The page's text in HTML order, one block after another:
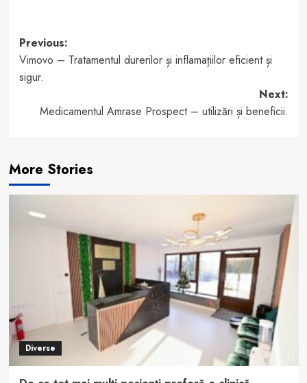
Post
navigation
Previous:
Vimovo – Tratamentul durerilor și inflamațiilor eficient și
sigur.
Next:
Medicamentul Amrase Prospect – utilizări și beneficii.
More Stories
Diverse